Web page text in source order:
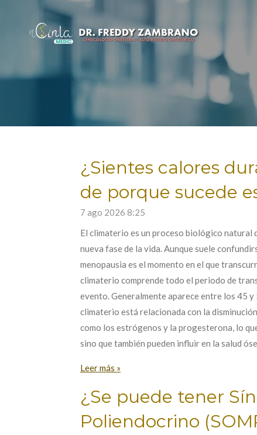
¿Sientes calores
de porque sucede
7 ago 2026 8:25
El climaterio es un proceso biológico natural
nueva fase de la vida. Aunque suele
menopausia es el momento en el que
climaterio comprende todo el periodo de
evento. Generalmente aparece entre los 45 y
climaterio está relacionada con la
como los estrógenos y la progesterona, lo
sino que también pueden influir en la salud
Leer más »
¿Se puede tener
Poliendocrino